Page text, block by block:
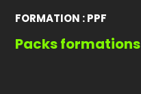
FORMATION : PPF
Packs formations